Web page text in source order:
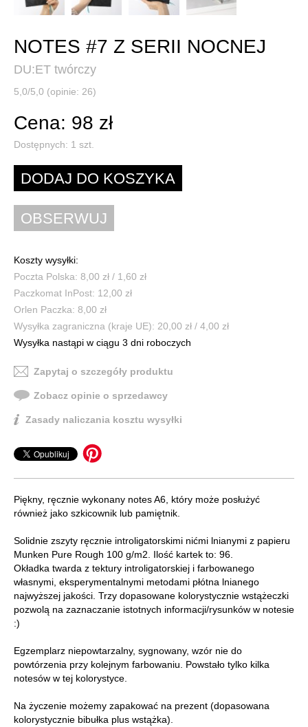
NOTES #7 Z SERII NOCNEJ
DU:ET twórczy
5,0/5,0 (opinie: 26)
Cena: 98 zł
Dostępnych: 1 szt.
Koszty wysyłki:
Poczta Polska: 8,00 zł / 1,60 zł
Paczkomat InPost: 12,00 zł
Orlen Paczka: 8,00 zł
Wysyłka zagraniczna (kraje UE): 20,00 zł / 4,00 zł
Wysyłka nastąpi w ciągu 3 dni roboczych
Zapytaj o szczegóły produktu
Zobacz opinie o sprzedawcy
Zasady naliczania kosztu wysyłki
Piękny, ręcznie wykonany notes A6, który może posłużyć
również jako szkicownik lub pamiętnik.
Solidnie zszyty ręcznie introligatorskimi nićmi lnianymi z papieru
Munken Pure Rough 100 g/m2. Ilość kartek to: 96.
Okładka twarda z tektury introligatorskiej i farbowanego
własnymi, eksperymentalnymi metodami płótna lnianego
najwyższej jakości. Trzy dopasowane kolorystycznie wstążeczki
pozwolą na zaznaczanie istotnych informacji/rysunków w notesie
:)
Egzemplarz niepowtarzalny, sygnowany, wzór nie do
powtórzenia przy kolejnym farbowaniu. Powstało tylko kilka
notesów w tej kolorystyce.
Na życzenie możemy zapakować na prezent (dopasowana
kolorystycznie bibułka plus wstążka).